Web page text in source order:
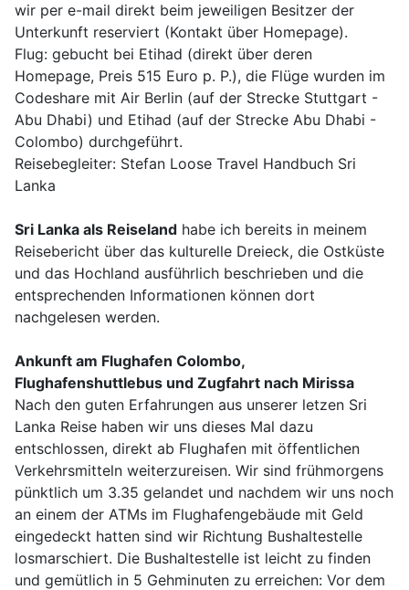
wir per e-mail direkt beim jeweiligen Besitzer der
Unterkunft reserviert (Kontakt über Homepage).
Flug: gebucht bei Etihad (direkt über deren
Homepage, Preis 515 Euro p. P.), die Flüge wurden im
Codeshare mit Air Berlin (auf der Strecke Stuttgart -
Abu Dhabi) und Etihad (auf der Strecke Abu Dhabi -
Colombo) durchgeführt.
Reisebegleiter: Stefan Loose Travel Handbuch Sri
Lanka
Sri Lanka als Reiseland habe ich bereits in meinem
Reisebericht über das kulturelle Dreieck, die Ostküste
und das Hochland ausführlich beschrieben und die
entsprechenden Informationen können dort
nachgelesen werden.
Ankunft am Flughafen Colombo,
Flughafenshuttlebus und Zugfahrt nach Mirissa
Nach den guten Erfahrungen aus unserer letzen Sri
Lanka Reise haben wir uns dieses Mal dazu
entschlossen, direkt ab Flughafen mit öffentlichen
Verkehrsmitteln weiterzureisen. Wir sind frühmorgens
pünktlich um 3.35 gelandet und nachdem wir uns noch
an einem der ATMs im Flughafengebäude mit Geld
eingedeckt hatten sind wir Richtung Bushaltestelle
losmarschiert. Die Bushaltestelle ist leicht zu finden
und gemütlich in 5 Gehminuten zu erreichen: Vor dem